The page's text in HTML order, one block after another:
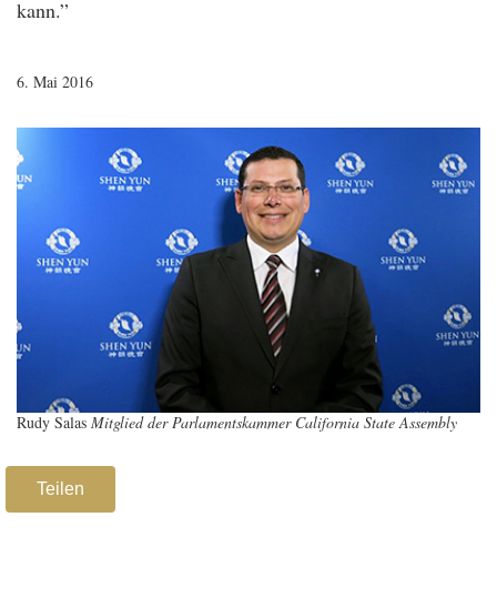
kann.”
6. Mai 2016
Rudy Salas Mitglied der Parlamentskammer California State Assembly
Teilen